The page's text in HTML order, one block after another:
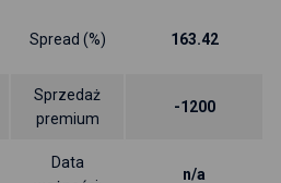
Spread (%) 163.42
Sprzedaż
premium
-1200
Data
n/a